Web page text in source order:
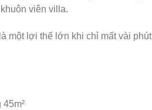
viên villa.
một lợi thế lớn khi chỉ mất vài